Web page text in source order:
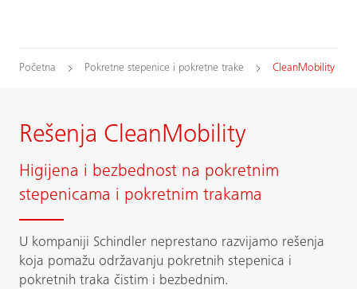
Početna Pokretne stepenice i pokretne trake CleanMobility
Rešenja CleanMobility
Higijena i bezbednost na pokretnim
stepenicama i pokretnim trakama
U kompaniji Schindler neprestano razvijamo rešenja
koja pomažu održavanju pokretnih stepenica i
pokretnih traka čistim i bezbednim.